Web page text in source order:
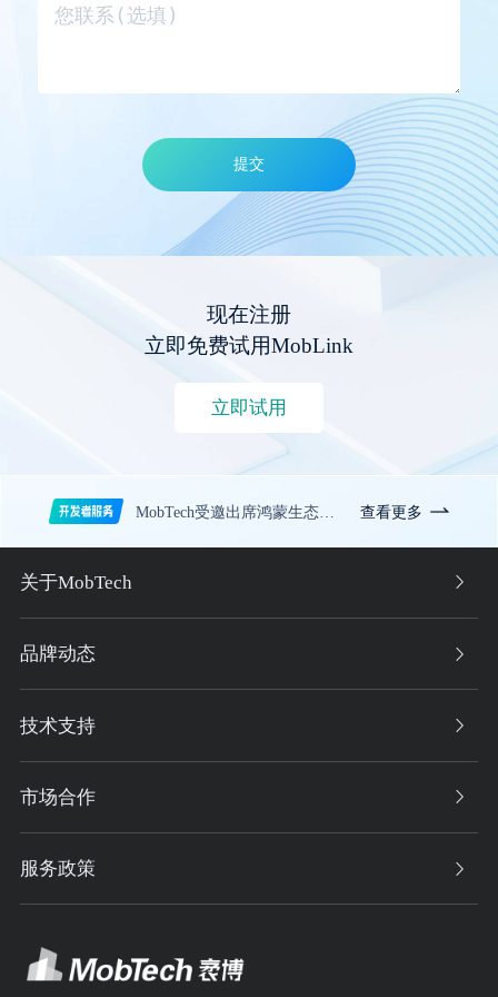
提交
现在注册
立即免费试用MobLink
立即试用
MobTech受邀出席鸿蒙生态伙伴SDK开发者论坛 查看更多
关于MobTech
品牌动态
技术支持
市场合作
服务政策